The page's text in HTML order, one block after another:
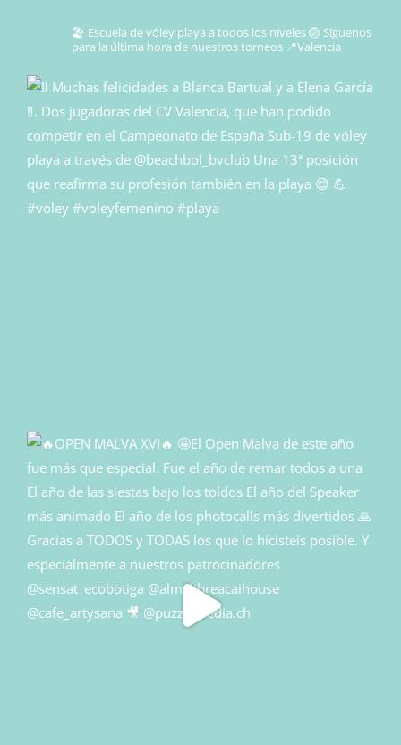
🏖️ Escuela de vóley playa a todos los niveles🏐 Síguenos
para la última hora de nuestros torneos📍Valencia